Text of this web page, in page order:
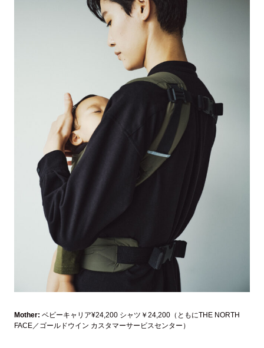
Mother: ベビーキャリア¥24,200 シャツ￥24,200（ともにTHE NORTH
FACE／ゴールドウイン カスタマーサービスセンター）